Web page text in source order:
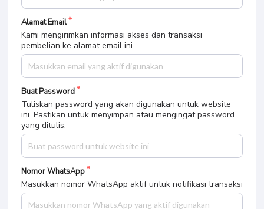
Alamat Email
Kami mengirimkan informasi akses dan transaksi
pembelian ke alamat email ini.
Buat Password
Tuliskan password yang akan digunakan untuk website
ini. Pastikan untuk menyimpan atau mengingat password
yang ditulis.
Nomor WhatsApp
Masukkan nomor WhatsApp aktif untuk notifikasi transaksi